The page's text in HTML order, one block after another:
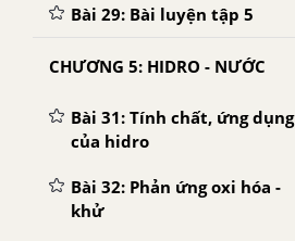
Bài 29: Bài luyện tập 5
CHƯƠNG 5: HIDRO - NƯỚC
Bài 31: Tính chất, ứng dụng
của hidro
Bài 32: Phản ứng oxi hóa -
khử